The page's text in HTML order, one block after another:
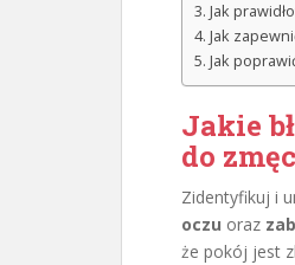
Jak
Jak
Jak
Jakie
do
Zidentyfikuj i
oczu oraz
że pokój jest